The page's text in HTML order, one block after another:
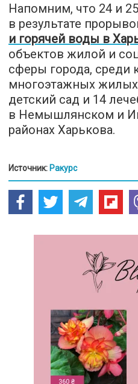
Напомним, что 24 и
в результате
и горячей воды в
объектов жилой и
сферы города, среди
многоэтажных
детский сад и 14
в Немышлянском и
районах Харькова.
Источник: Ракурс